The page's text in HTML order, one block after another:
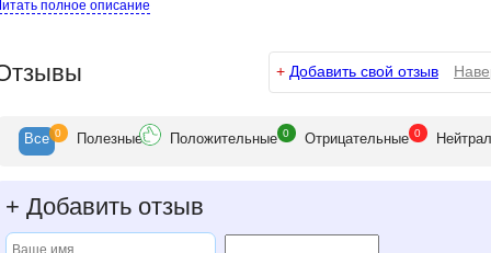
и селом Валедниково есть озера, там можно купаться. И в
Снегири. От ст. Снегири в направлении поселка Жевнево (4 км) не ходит
жителей, грибов в районе Жевневa в этом году маловато
полное описание
+ Добавить свой отзыв
Все 0 Полезные Положительные 0 Отрицательные 0 Нейтр
+ Добавить отзыв